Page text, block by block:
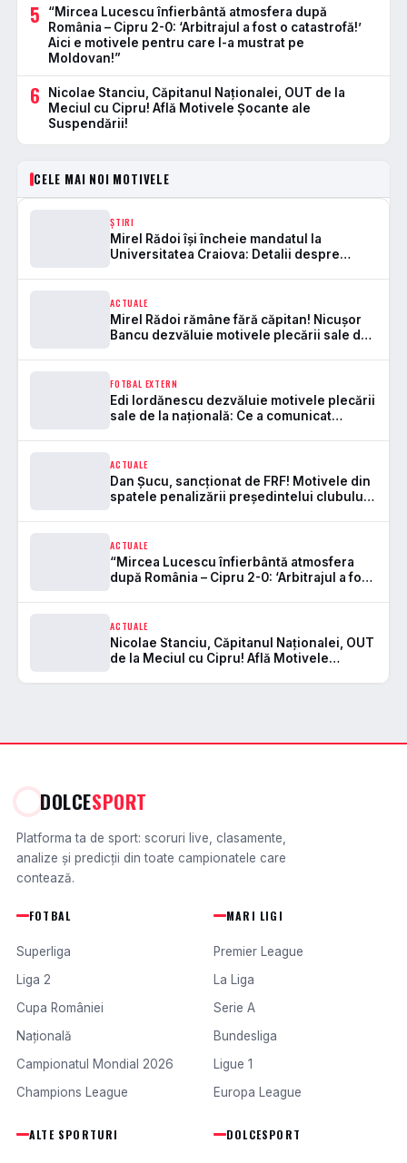
5
“Mircea Lucescu înfierbântă atmosfera după
România – Cipru 2-0: ‘Arbitrajul a fost o catastrofă!’
Aici e motivele pentru care l-a mustrat pe
Moldovan!”
6
Nicolae Stanciu, Căpitanul Naționalei, OUT de la
Meciul cu Cipru! Află Motivele Șocante ale
Suspendării!
CELE MAI NOI MOTIVELE
ȘTIRI
Mirel Rădoi își încheie mandatul la
Universitatea Craiova: Detalii despre
conducere.
ACTUALE
Mirel Rădoi rămâne fără căpitan! Nicușor
Bancu dezvăluie motivele plecării sale de
FOTBAL EXTERN
Edi Iordănescu dezvăluie motivele plecării
sale de la națională: Ce a comunicat
ACTUALE
Dan Şucu, sancţionat de FRF! Motivele din
spatele penalizării preşedintelui clubului
ACTUALE
“Mircea Lucescu înfierbântă atmosfera
după România – Cipru 2-0: ‘Arbitrajul a fost
a mustrat pe Moldovan!”
ACTUALE
Nicolae Stanciu, Căpitanul Naționalei, OUT
de la Meciul cu Cipru! Află Motivele
DOLCESPORT
Platforma ta de sport: scoruri live, clasamente,
analize și predicții din toate campionatele care
contează.
FOTBAL
Superliga
Liga 2
Cupa României
Națională
Campionatul Mondial 2026
Champions League
MARI LIGI
Premier League
La Liga
Serie A
Bundesliga
Ligue 1
Europa League
ALTE SPORTURI DOLCESPORT